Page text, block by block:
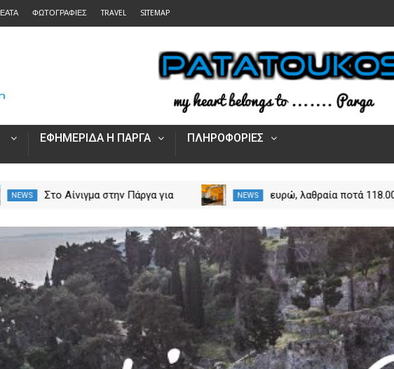
ΦΩΤΟΓΡΑΦΙΕΣ TRAVEL SITEMAP
ΕΦΗΜΕΡΙΔΑ Η ΠΑΡΓΑ ΠΛΗΡΟΦΟΡΙΕΣ
NEWS
Στο Αίνιγμα στην Πάργα για
NEWS
118.000 ευρώ, λαθραία ποτά
ΑΑΔΕ σε Κακαβιά και
Μαυρομάτι